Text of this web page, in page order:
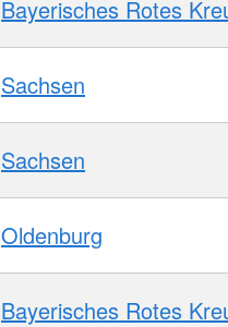
Bayerisches Rotes
Sachsen
Sachsen
Oldenburg
Bayerisches Rotes